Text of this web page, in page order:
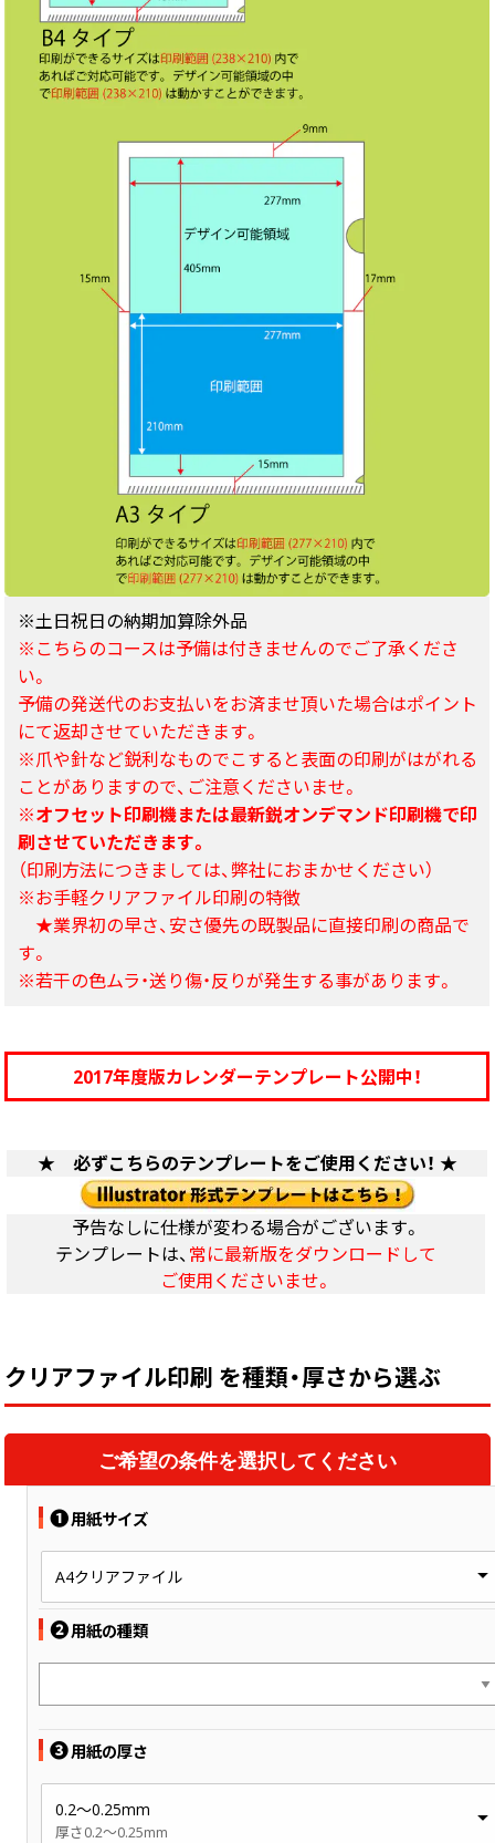
※土日祝日の納期加算除外品
※こちらのコースは予備は付きませんのでご了承くださ
い。
予備の発送代のお支払いをお済ませ頂いた場合はポイント
にて返却させていただきます。
※爪や針など鋭利なものでこすると表面の印刷がはがれる
ことがありますので、ご注意くださいませ。
※オフセット印刷機または最新鋭オンデマンド印刷機で印
刷させていただきます。
（印刷方法につきましては、弊社におまかせください）
※お手軽クリアファイル印刷の特徴
★業界初の早さ、安さ優先の既製品に直接印刷の商品で
す。
※若干の色ムラ・送り傷・反りが発生する事があります。
2017年度版カレンダーテンプレート公開中！
★ 必ずこちらのテンプレートをご使用ください！ ★
予告なしに仕様が変わる場合がございます。
テンプレートは、 常に最新版をダウンロードして
ご使用くださいませ。
クリアファイル印刷 を種類・厚さから選ぶ
ご希望の条件を選択してください
❶用紙サイズ
A4クリアファイル
❷用紙の種類
❸用紙の厚さ
0.2～0.25mm
厚さ0.2～0.25mm